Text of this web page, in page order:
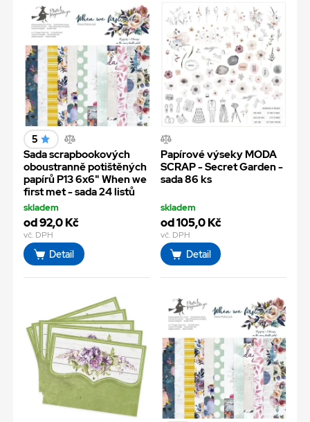
5
Sada scrapbookových
oboustranně potištěných
papírů P13 6x6" When we
first met - sada 24 listů
skladem
od 92,0 Kč
vč. DPH
Detail
Papírové výseky MODA
SCRAP - Secret Garden -
sada 86 ks
skladem
od 105,0 Kč
vč. DPH
Detail